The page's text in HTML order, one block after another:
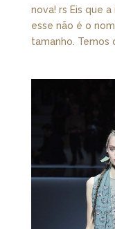
nova! rs Eis que
esse não é o
tamanho. Temos